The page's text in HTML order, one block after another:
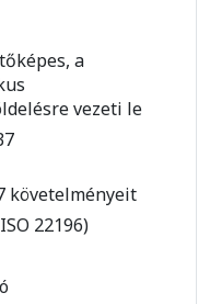
a
vezeti le
követelményeit
22196)